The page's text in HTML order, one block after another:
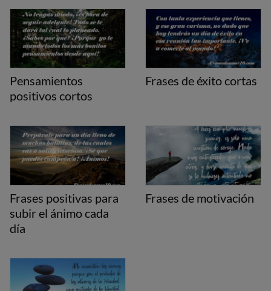
Pensamientos
positivos cortos
Frases de éxito cortas
Frases positivas para
subir el ánimo cada
día
Frases de motivación